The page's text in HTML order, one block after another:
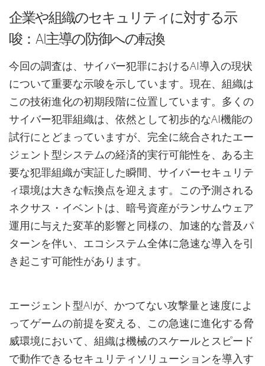
企業や組織のセキュリティに対する示
唆：AI主導の防御への転換
今回の調査は、サイバー犯罪におけるAI導入の現状
について重要な示唆を示しています。現在、組織は
この技術進化の初期段階に位置しています。多くの
サイバー犯罪組織は、依然として初歩的なAI機能の
試行にとどまっていますが、完全に統合されたエー
ジェント型システムの経済的実行可能性を、ある主
要な犯罪組織が実証した瞬間、サイバーセキュリテ
ィ環境は大きな転換点を迎えます。この予測される
ネクサス・イベントは、暗号資産がランサムウェア
運用に与えた変革的影響と同様の、加速的な普及パ
ターンを伴い、エコシステム全体に急速な導入を引
き起こす可能性があります。
エージェント型AIが、かつてない攻撃量と速度によ
ってゲームの前提を変える、この急速に進化する脅
威環境において、組織は機械のスケールとスピード
で動作できるセキュリティソリューションを導入す